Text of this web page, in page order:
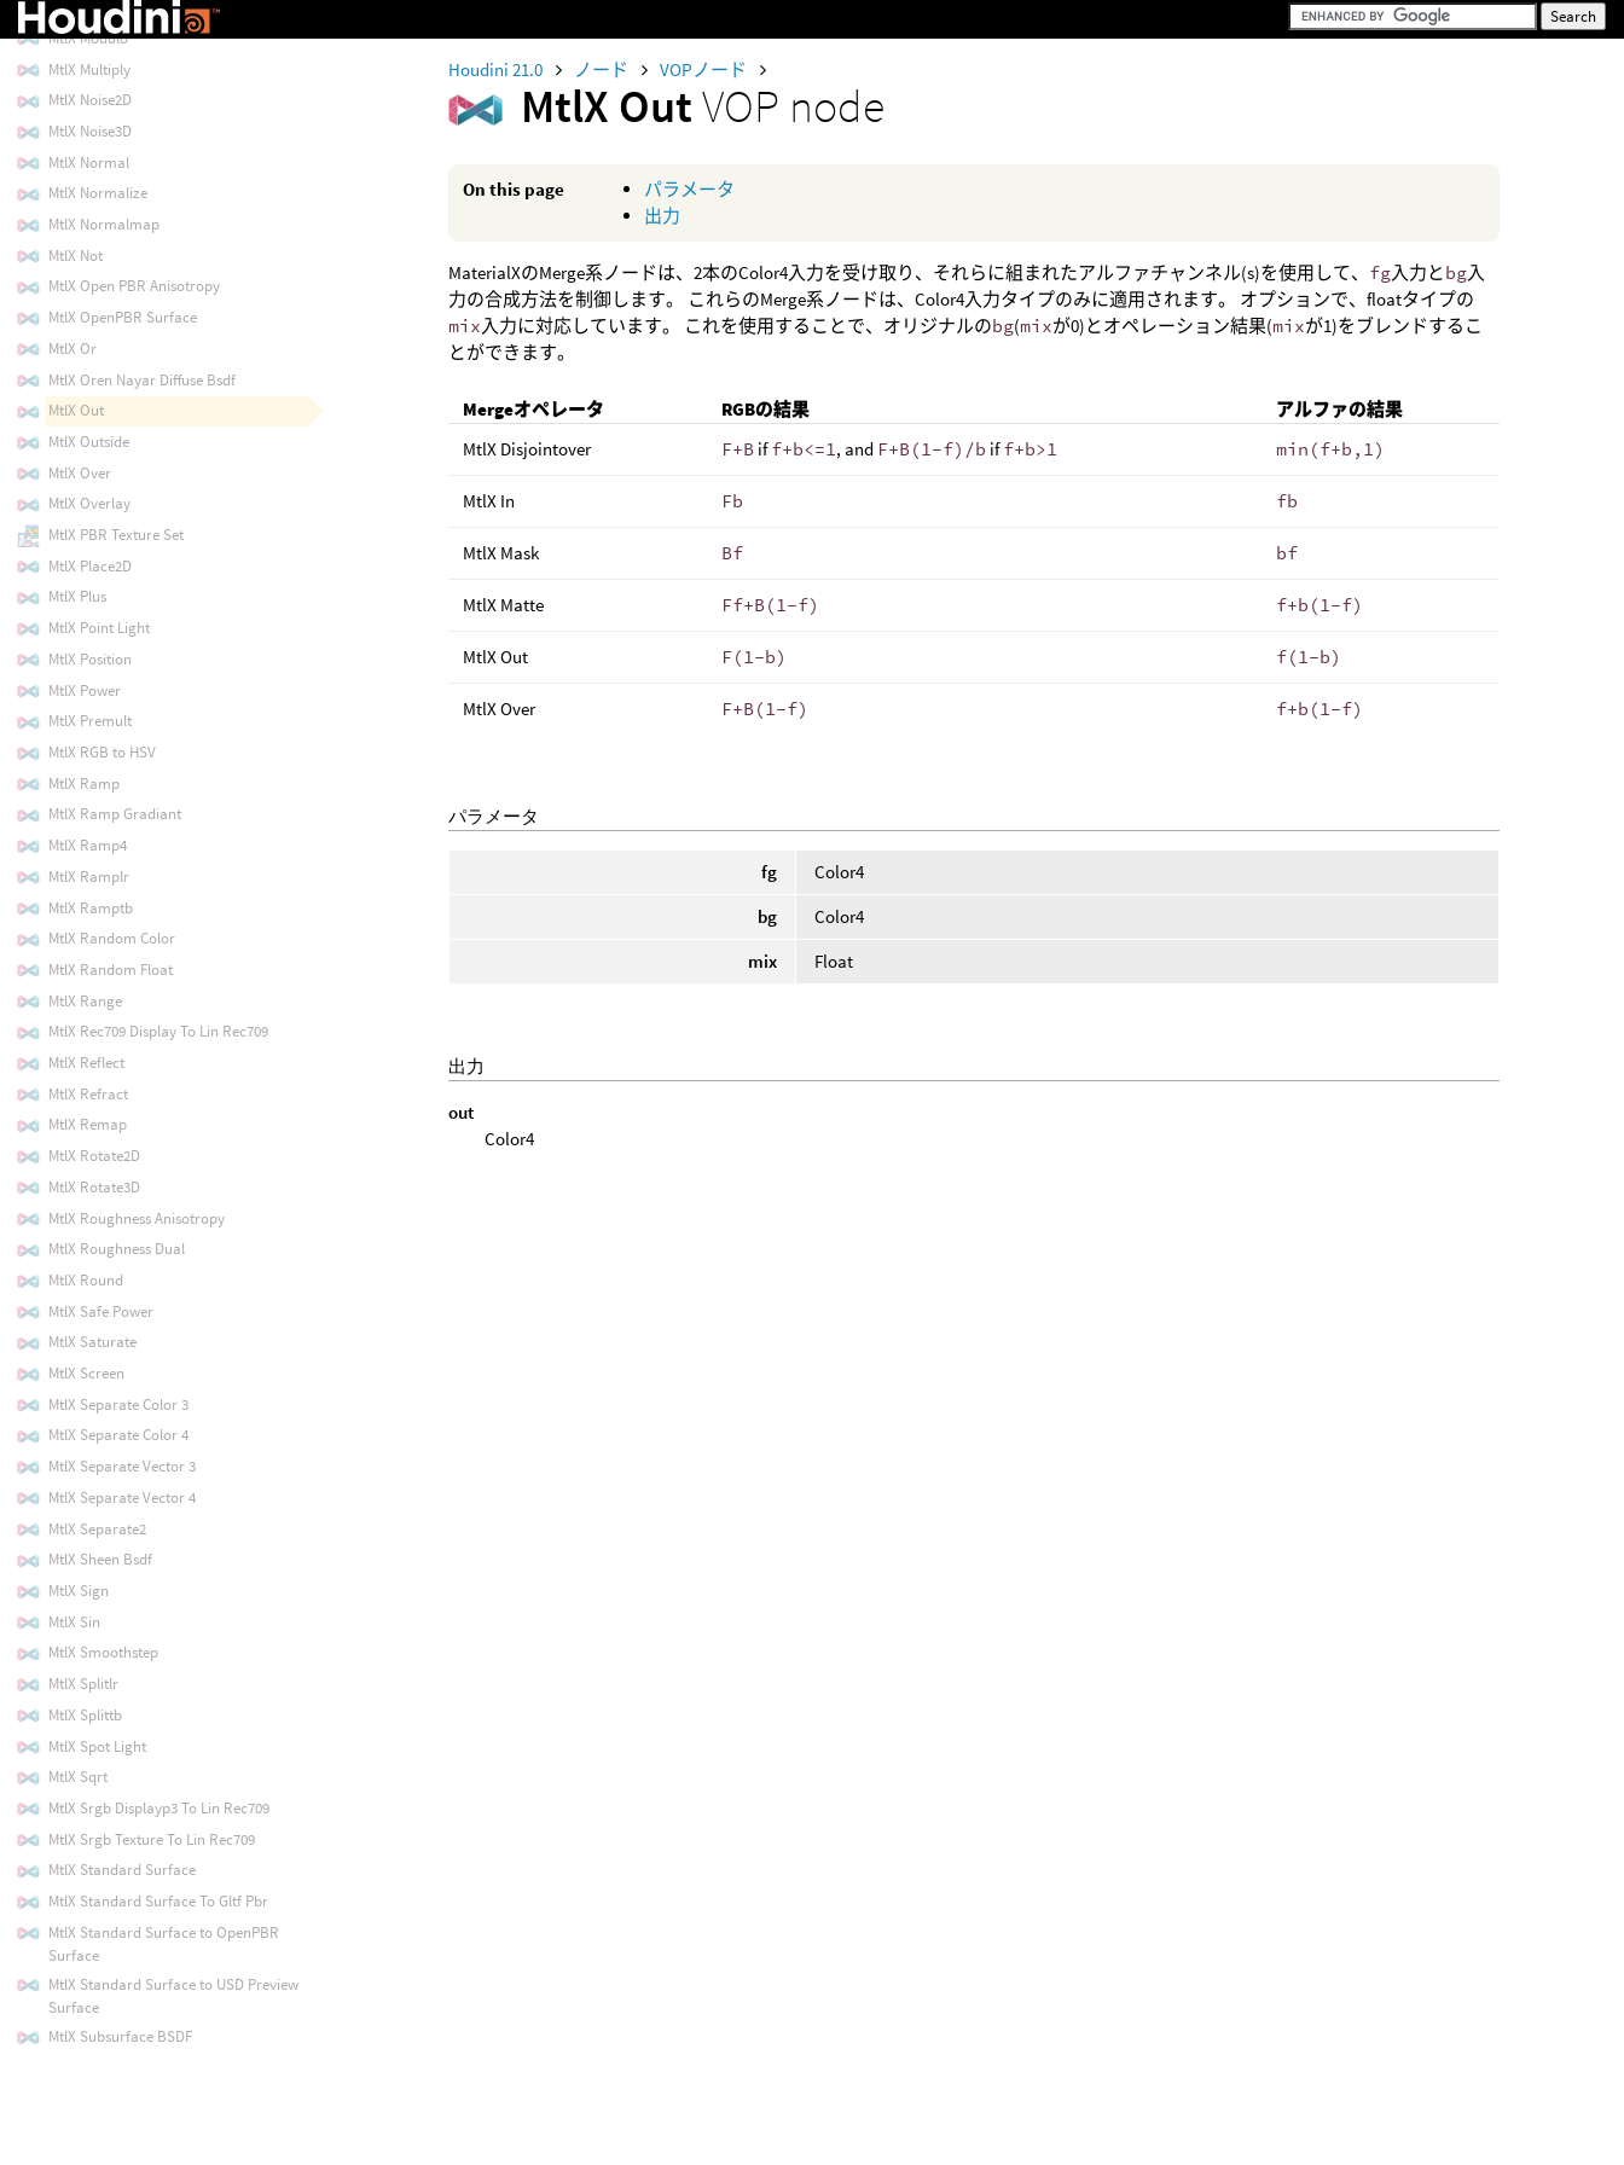
Houdini 21.0 ノード VOPノード
MtlX OutVOP node
On this page
パラメータ
出力
MaterialXのMerge系ノードは、2本のColor4入力を受け取り、それらに組まれたアルファチャンネル(s)を使用して、 fg入力とbg入
力の合成方法を制御します。 これらのMerge系ノードは、Color4入力タイプのみに適用されます。 オプションで、floatタイプの
mix入力に対応しています。 これを使用することで、オリジナルのbg(mixが0)とオペレーション結果(mixが1)をブレンドするこ
とができます。
Mergeオペレータ RGBの結果
アルファの結果
MtlX Disjointover
F+B iff+b<=1, and F+B(1-f)/b iff+b>1 min(f+b,1)
MtlX In Fb fb
MtlX Mask Bf bf
MtlX Matte Ff+B(1-f) f+b(1-f)
MtlX Out F(1-b) f(1-b)
MtlX Over F+B(1-f) f+b(1-f)
パラメータ
fg
Color4
bg
Color4
mix
Float
出力
out
Color4
MtlX Mix
MtlX Modulo
MtlX Multiply
MtlX Noise2D
MtlX Noise3D
MtlX Normal
MtlX Normalize
MtlX Normalmap
MtlX Not
MtlX Open PBR Anisotropy
MtlX OpenPBR Surface
MtlX Or
MtlX Oren Nayar Diffuse Bsdf
MtlX Out
MtlX Outside
MtlX Over
MtlX Overlay
MtlX PBR Texture Set
MtlX Place2D
MtlX Plus
MtlX Point Light
MtlX Position
MtlX Power
MtlX Premult
MtlX RGB to HSV
MtlX Ramp
MtlX Ramp Gradiant
MtlX Ramp4
MtlX Ramplr
MtlX Ramptb
MtlX Random Color
MtlX Random Float
MtlX Range
MtlX Rec709 Display To Lin Rec709
MtlX Reflect
MtlX Refract
MtlX Remap
MtlX Rotate2D
MtlX Rotate3D
MtlX Roughness Anisotropy
MtlX Roughness Dual
MtlX Round
MtlX Safe Power
MtlX Saturate
MtlX Screen
MtlX Separate Color 3
MtlX Separate Color 4
MtlX Separate Vector 3
MtlX Separate Vector 4
MtlX Separate2
MtlX Sheen Bsdf
MtlX Sign
MtlX Sin
MtlX Smoothstep
MtlX Splitlr
MtlX Splittb
MtlX Spot Light
MtlX Sqrt
MtlX Srgb Displayp3 To Lin Rec709
MtlX Srgb Texture To Lin Rec709
MtlX Standard Surface
MtlX Standard Surface To Gltf Pbr
MtlX Standard Surface to OpenPBR
Surface
MtlX Standard Surface to USD Preview
Surface
MtlX Subsurface BSDF